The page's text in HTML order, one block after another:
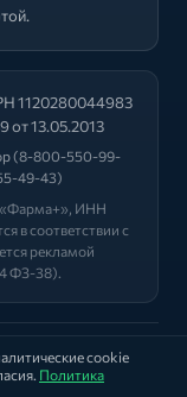
cookie
Политика
1120280044983
от 13.05.2013
(8-800-550-99-
49-43)
ИНН
в соответствии с
рекламой
ФЗ-38).